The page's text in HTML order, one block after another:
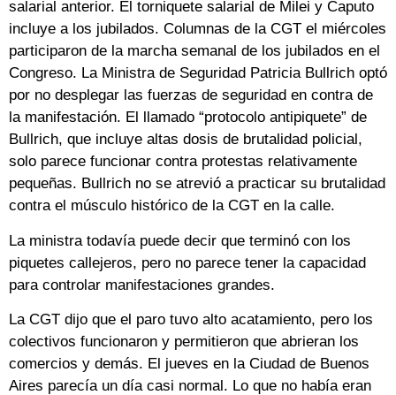
salarial anterior. El torniquete salarial de Milei y Caputo
incluye a los jubilados. Columnas de la CGT el miércoles
participaron de la marcha semanal de los jubilados en el
Congreso. La Ministra de Seguridad Patricia Bullrich optó
por no desplegar las fuerzas de seguridad en contra de
la manifestación. El llamado “protocolo antipiquete” de
Bullrich, que incluye altas dosis de brutalidad policial,
solo parece funcionar contra protestas relativamente
pequeñas. Bullrich no se atrevió a practicar su brutalidad
contra el músculo histórico de la CGT en la calle.
La ministra todavía puede decir que terminó con los
piquetes callejeros, pero no parece tener la capacidad
para controlar manifestaciones grandes.
La CGT dijo que el paro tuvo alto acatamiento, pero los
colectivos funcionaron y permitieron que abrieran los
comercios y demás. El jueves en la Ciudad de Buenos
Aires parecía un día casi normal. Lo que no había eran